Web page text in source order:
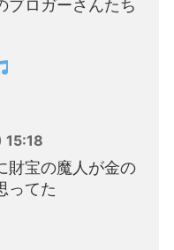
ブロガーさんたち
財宝の魔人が金の
ってた